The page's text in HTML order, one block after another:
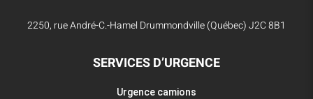
2250, rue André-C.-Hamel Drummondville (Québec) J2C 8B1
SERVICES D’URGENCE
Urgence camions